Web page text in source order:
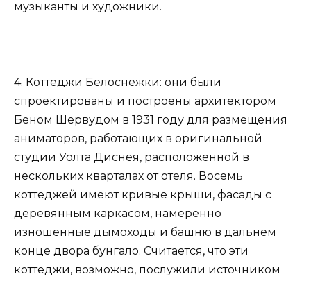
музыканты и художники.
4. Коттеджи Белоснежки: они были
спроектированы и построены архитектором
Беном Шервудом в 1931 году для размещения
аниматоров, работающих в оригинальной
студии Уолта Диснея, расположенной в
нескольких кварталах от отеля. Восемь
коттеджей имеют кривые крыши, фасады с
деревянным каркасом, намеренно
изношенные дымоходы и башню в дальнем
конце двора бунгало. Считается, что эти
коттеджи, возможно, послужили источником